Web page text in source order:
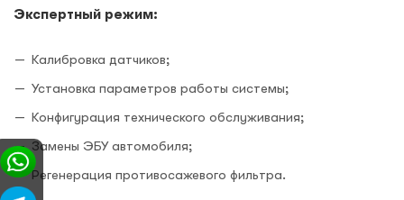
Экспертный режим:
Калибровка датчиков;
Установка параметров работы системы;
Конфигурация технического обслуживания;
Замены ЭБУ автомобиля;
Регенерация противосажевого фильтра.